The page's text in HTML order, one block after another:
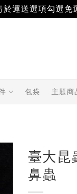
運送選項勾選免
包袋 主題商
臺大昆
鼻蟲